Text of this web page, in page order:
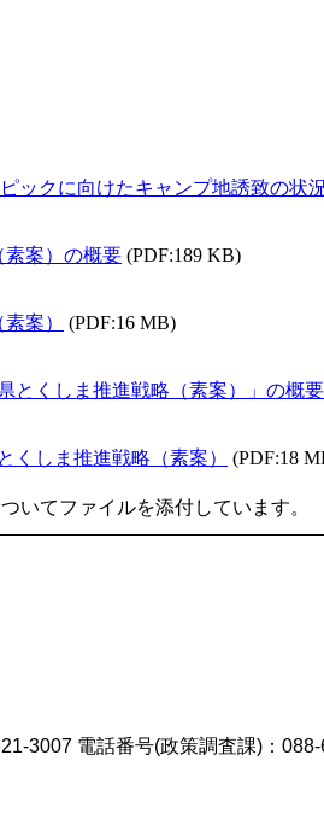
ックに向けたキャンプ地誘致の状
素案）の概要 (PDF:189 KB)
案） (PDF:16 MB)
とくしま推進戦略（素案）」の概要
くしま推進戦略（素案） (PDF:18
いてファイルを添付しています。
3007 電話番号(政策調査課)：